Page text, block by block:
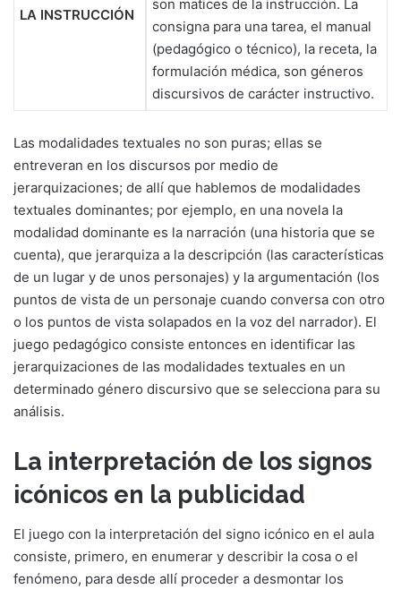
LA INSTRUCCIÓN
son matices de la instrucción. La
consigna para una tarea, el manual
(pedagógico o técnico), la receta, la
formulación médica, son géneros
discursivos de carácter instructivo.
Las modalidades textuales no son puras; ellas se
entreveran en los discursos por medio de
jerarquizaciones; de allí que hablemos de modalidades
textuales dominantes; por ejemplo, en una novela la
modalidad dominante es la narración (una historia que se
cuenta), que jerarquiza a la descripción (las características
de un lugar y de unos personajes) y la argumentación (los
puntos de vista de un personaje cuando conversa con otro
o los puntos de vista solapados en la voz del narrador). El
juego pedagógico consiste entonces en identificar las
jerarquizaciones de las modalidades textuales en un
determinado género discursivo que se selecciona para su
análisis.
La interpretación de los signos
icónicos en la publicidad
El juego con la interpretación del signo icónico en el aula
consiste, primero, en enumerar y describir la cosa o el
fenómeno, para desde allí proceder a desmontar los